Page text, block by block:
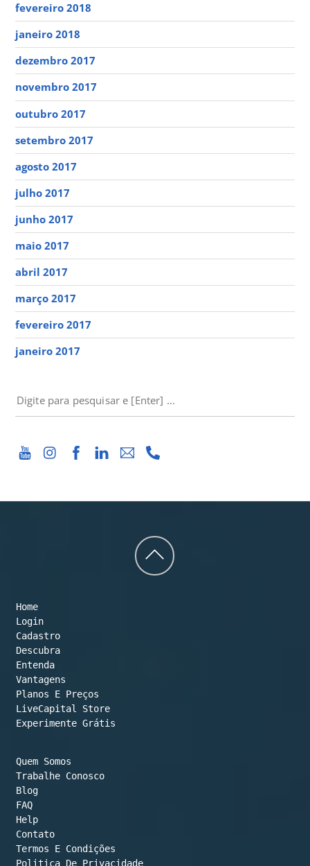
fevereiro 2018
janeiro 2018
dezembro 2017
novembro 2017
outubro 2017
setembro 2017
agosto 2017
julho 2017
junho 2017
maio 2017
abril 2017
março 2017
fevereiro 2017
janeiro 2017
PESQUISAR
Back
Home
Login
Cadastro
Descubra
Entenda
Vantagens
Planos E Preços
LiveCapital Store
Experimente Grátis
Quem Somos
Trabalhe Conosco
Blog
FAQ
Help
Contato
Termos E Condições